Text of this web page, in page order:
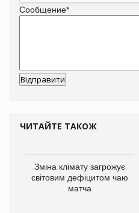
Сообщение*
ЧИТАЙТЕ ТАКОЖ
Зміна клімату загрожує
світовим дефіцитом чаю
матча